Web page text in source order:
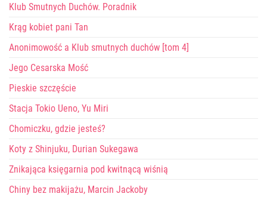
Klub Smutnych Duchów. Poradnik
Krąg kobiet pani Tan
Anonimowość a Klub smutnych duchów [tom 4]
Jego Cesarska Mość
Pieskie szczęście
Stacja Tokio Ueno, Yu Miri
Chomiczku, gdzie jesteś?
Koty z Shinjuku, Durian Sukegawa
Znikająca księgarnia pod kwitnącą wiśnią
Chiny bez makijażu, Marcin Jackoby